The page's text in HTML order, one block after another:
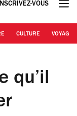
VOUS
CULTURE VOYAGE
qu’il